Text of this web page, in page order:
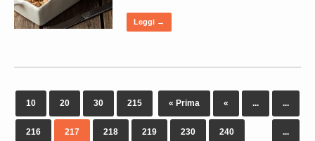
Leggi →
« Prima « ...
10 20 30 ...
215
216 217 218 219 ...
230 240